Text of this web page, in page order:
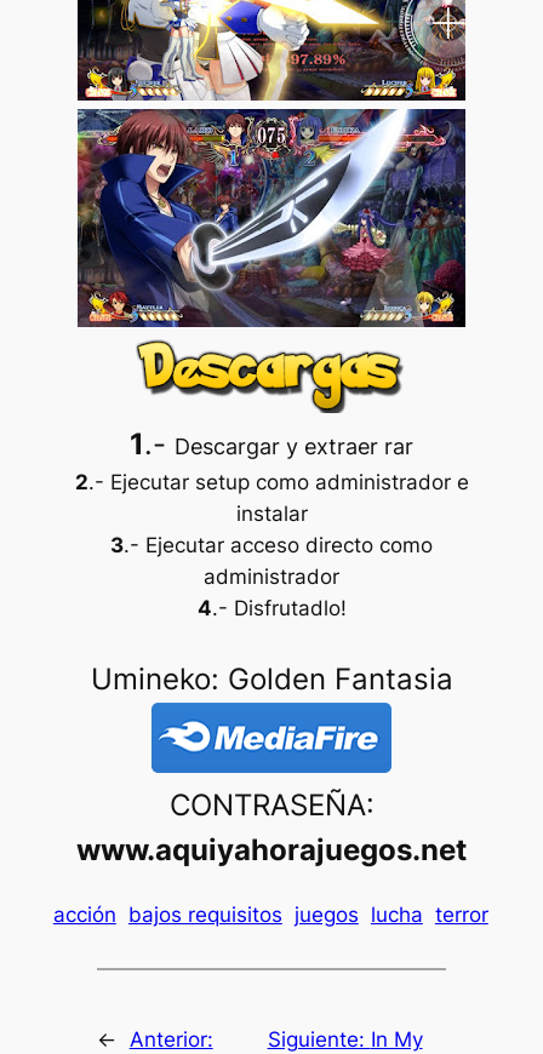
1.- Descargar y extraer rar
2.- Ejecutar setup como administrador e
instalar
3.- Ejecutar acceso directo como
administrador
4.- Disfrutadlo!
Umineko: Golden Fantasia
CONTRASEÑA:
www.aquiyahorajuegos.net
acción bajos requisitos juegos lucha terror
← Anterior:
Siguiente: In My